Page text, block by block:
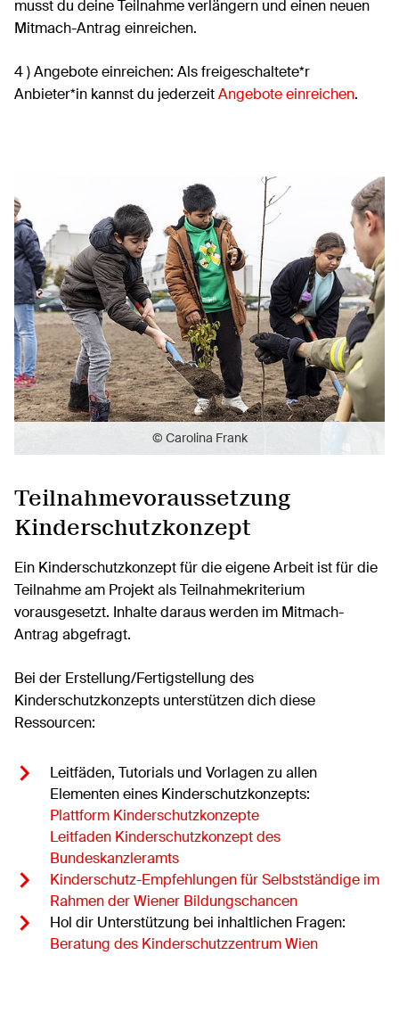
musst du deine Teilnahme verlängern und einen neuen
Mitmach-Antrag einreichen.
4 ) Angebote einreichen: Als freigeschaltete*r
Anbieter*in kannst du jederzeitAngebote einreichen.
Teilnahmevoraussetzung
Kinderschutzkonzept
Ein Kinderschutzkonzept für die eigene Arbeit ist für die
Teilnahme am Projekt als Teilnahmekriterium
vorausgesetzt. Inhalte daraus werden im Mitmach-
Antrag abgefragt.
Bei der Erstellung/Fertigstellung des
Kinderschutzkonzepts unterstützen dich diese
Ressourcen:
Leitfäden, Tutorials und Vorlagen zu allen
Elementen eines Kinderschutzkonzepts:
Plattform Kinderschutzkonzepte
Leitfaden Kinderschutzkonzept des
Bundeskanzleramts
Kinderschutz-Empfehlungen für Selbstständige im
Rahmen der Wiener Bildungschancen
Hol dir Unterstützung bei inhaltlichen Fragen:
Beratung des Kinderschutzzentrum Wien
© Carolina Frank